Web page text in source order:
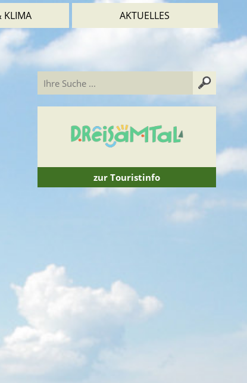
KLIMA AKTUELLES
zur Touristinfo